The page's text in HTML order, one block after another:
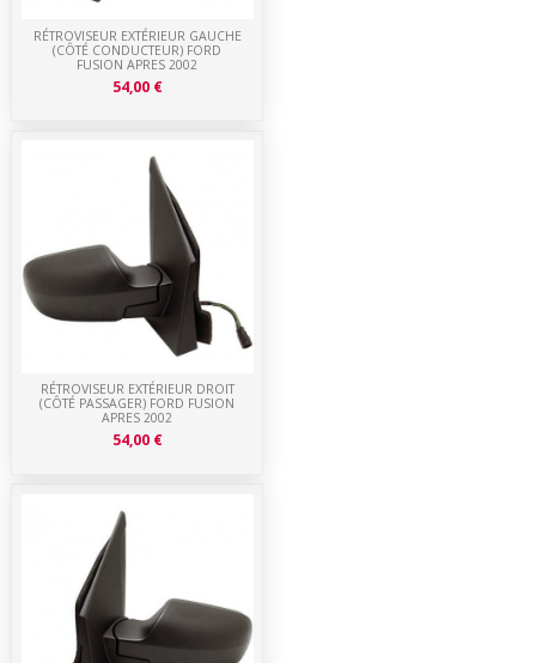
RÉTROVISEUR EXTÉRIEUR DROIT
(CÔTÉ PASSAGER) FORD FUSION
APRES 2002
54,00 €
RÉTROVISEUR EXTÉRIEUR GAUCHE
(CÔTÉ CONDUCTEUR) FORD
FUSION APRES 2002
54,00 €